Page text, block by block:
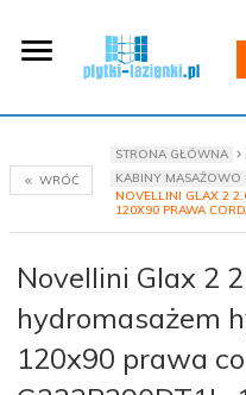
WRÓĆ
STRONA GŁÓWNA
KABINY MASAŻOWO
NOVELLINI GLAX 2
120X90 PRAWA
Novellini Glax 2
hydromasażem
120x90 prawa